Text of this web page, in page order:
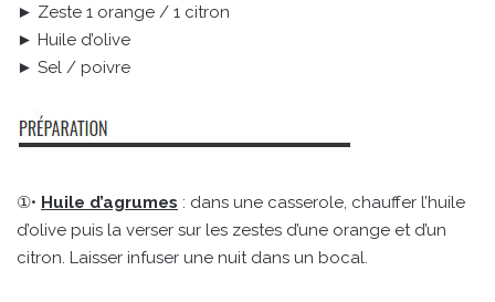
► Zeste 1 orange / 1 citron
► Huile d’olive
► Sel / poivre
①• Huile d’agrumes : dans une casserole, chauffer l’huile
d’olive puis la verser sur les zestes d’une orange et d’un
citron. Laisser infuser une nuit dans un bocal.